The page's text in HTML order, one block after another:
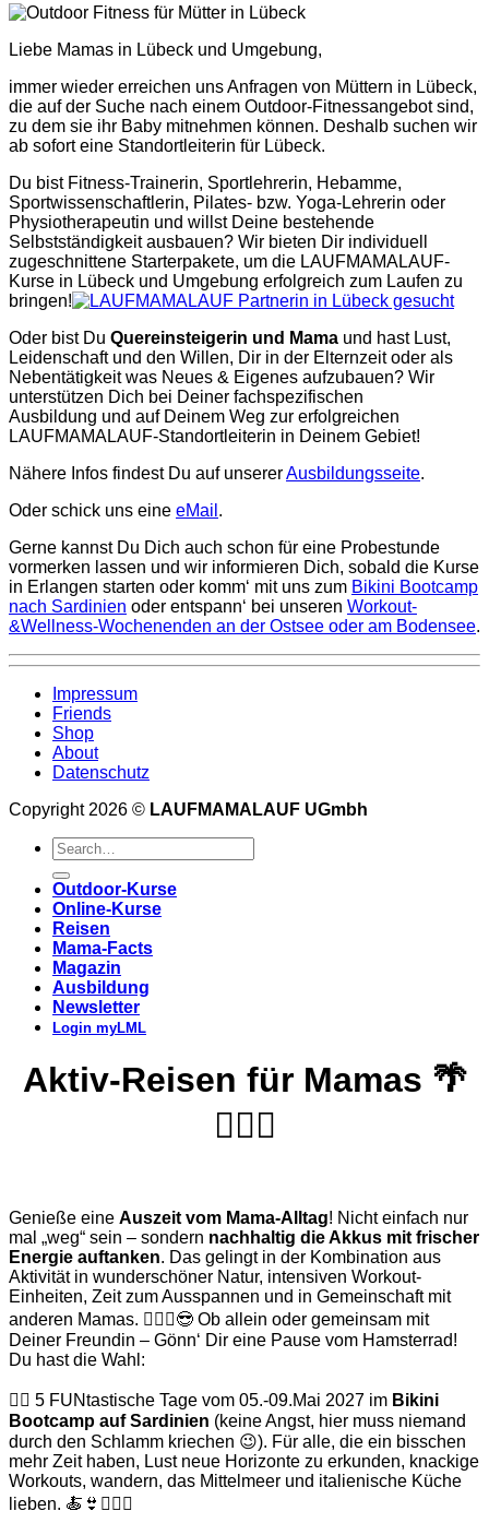
Liebe Mamas in Lübeck und Umgebung,
immer wieder erreichen uns Anfragen von Müttern in Lübeck,
die auf der Suche nach einem Outdoor-Fitnessangebot sind,
zu dem sie ihr Baby mitnehmen können. Deshalb suchen wir
ab sofort eine Standortleiterin für Lübeck.
Du bist Fitness-Trainerin, Sportlehrerin, Hebamme,
Sportwissenschaftlerin, Pilates- bzw. Yoga-Lehrerin oder
Physiotherapeutin und willst Deine bestehende
Selbstständigkeit ausbauen? Wir bieten Dir individuell
zugeschnittene Starterpakete, um die LAUFMAMALAUF-
Kurse in Lübeck und Umgebung erfolgreich zum Laufen zu
bringen!
Oder bist Du Quereinsteigerin und Mama und hast Lust,
Leidenschaft und den Willen, Dir in der Elternzeit oder als
Nebentätigkeit was Neues & Eigenes aufzubauen? Wir
unterstützen Dich bei Deiner fachspezifischen
Ausbildung und auf Deinem Weg zur erfolgreichen
LAUFMAMALAUF-Standortleiterin in Deinem Gebiet!
Nähere Infos findest Du auf unsererAusbildungsseite.
Oder schick uns eine eMail .
Gerne kannst Du Dich auch schon für eine Probestunde
vormerken lassen und wir informieren Dich, sobald die Kurse
in Erlangen starten oder komm‘ mit uns zum Bikini Bootcamp
nach Sardinien oder entspann‘ bei unseren Workout-
&Wellness-Wochenenden an der Ostsee oder am Bodensee.
Impressum
Friends
Shop
About
Datenschutz
Copyright 2026 © LAUFMAMALAUF UGmbh
Outdoor-Kurse
Online-Kurse
Reisen
Mama-Facts
Magazin
Ausbildung
Newsletter
Login myLML
Aktiv-Reisen für Mamas 🌴
🏊🏽‍♀️
Genieße eine Auszeit vom Mama-Alltag! Nicht einfach nur
mal „weg“ sein – sondern nachhaltig die Akkus mit frischer
Energie auftanken. Das gelingt in der Kombination aus
Aktivität in wunderschöner Natur, intensiven Workout-
Einheiten, Zeit zum Ausspannen und in Gemeinschaft mit
anderen Mamas. 👩‍❤️‍👩😎 Ob allein oder gemeinsam mit
Deiner Freundin – Gönn‘ Dir eine Pause vom Hamsterrad!
Du hast die Wahl:
👉🏽 5 FUNtastische Tage vom 05.-09.Mai 2027 im Bikini
Bootcamp auf Sardinien (keine Angst, hier muss niemand
durch den Schlamm kriechen 😉). Für alle, die ein bisschen
mehr Zeit haben, Lust neue Horizonte zu erkunden, knackige
Workouts, wandern, das Mittelmeer und italienische Küche
lieben. 🍝👙🤸🏽‍♀️